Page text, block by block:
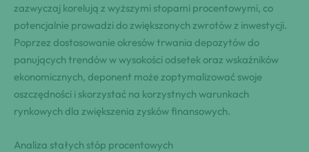
zazwyczaj korelują z wyższymi stopami procentowymi, co
potencjalnie prowadzi do zwiększonych zwrotów z inwestycji.
Poprzez dostosowanie okresów trwania depozytów do
panujących trendów w wysokości odsetek oraz wskaźników
ekonomicznych, deponent może zoptymalizować swoje
oszczędności i skorzystać na korzystnych warunkach
rynkowych dla zwiększenia zysków finansowych.
Analiza stałych stóp procentowych